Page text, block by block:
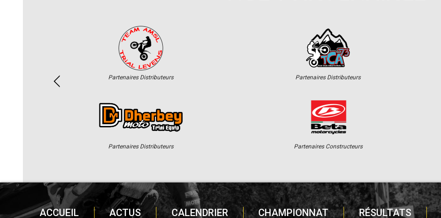
Partenaires Distributeurs
Partenaires Distributeurs
Partenaires Distributeurs
Partenaires Constructeurs
ACCUEIL ACTUS CALENDRIER CHAMPIONNAT RÉSULTATS